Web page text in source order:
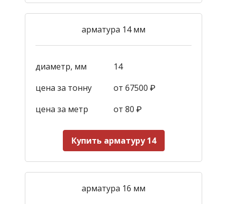
арматура 14 мм
диаметр, мм
14
цена за тонну
от 67500 ₽
цена за метр
от 80 ₽
Купить арматуру 14
арматура 16 мм